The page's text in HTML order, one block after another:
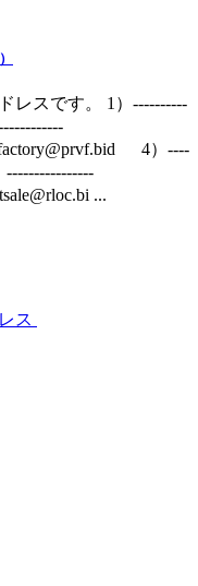
レスです。 1）----------
4）----
...
ス